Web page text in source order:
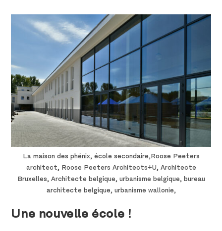
La maison des phénix, école secondaire,Roose Peeters
architect, Roose Peeters Architects+U, Architecte
Bruxelles, Architecte belgique, urbanisme belgique, bureau
architecte belgique, urbanisme wallonie,
Une nouvelle école !